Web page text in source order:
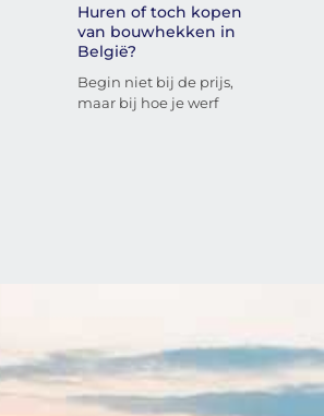
Huren of toch kopen
van bouwhekken in
België?
Begin niet bij de prijs,
maar bij hoe je werf